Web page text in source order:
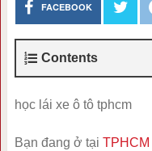
FACEBOOK
Contents
học lái xe ô tô tphcm
Bạn đang ở tại TPHCM